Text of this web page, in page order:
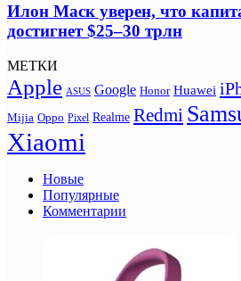
Илон Маск уверен, что
достигнет $25–30 трлн
МЕТКИ
Apple ASUS Google Honor Huawei
Mijia Oppo Pixel Realme Redmi
Xiaomi
Новые
Популярные
Комментарии